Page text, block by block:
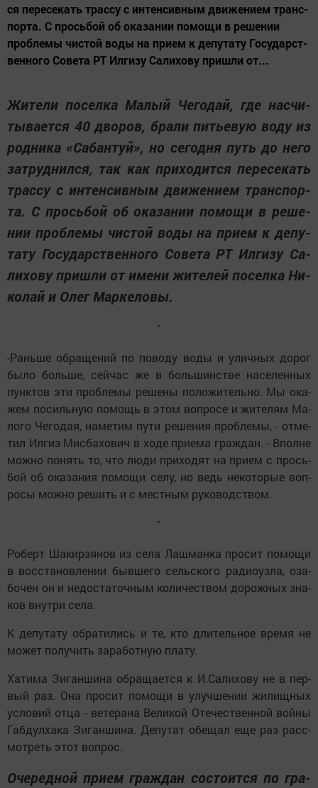
ся пе­ре­се­кать трас­су с ин­тен­сив­ным дви­же­ни­ем транс­
пор­та. С прось­бой об ока­за­нии по­мо­щи в ре­ше­нии
проб­ле­мы чис­той во­ды на при­ем к де­пу­та­ту Го­су­дарст­
вен­но­го Со­ве­та РТ Ил­ги­зу Са­ли­хо­ву приш­ли от...
Жи­те­ли по­сел­ка Ма­лый Че­го­дай, где нас­чи­
ты­ва­ет­ся 40 дво­ров, бра­ли пить­е­вую во­ду из
род­ни­ка «Са­бан­туй», но се­год­ня путь до не­го
зат­руд­нил­ся, так как при­хо­дит­ся пе­ре­се­кать
трас­су с ин­тен­сив­ным дви­же­ни­ем транс­пор­
та. С прось­бой об ока­за­нии по­мо­щи в ре­ше­
нии проб­ле­мы чис­той во­ды на при­ем к де­пу­
та­ту Го­су­дарст­вен­но­го Со­ве­та РТ Ил­ги­зу Са­
ли­хо­ву приш­ли от име­ни жи­те­лей по­сел­ка Ни­
ко­лай и Олег Мар­ке­ло­вы.
-Рань­ше об­ра­ще­ний по по­во­ду во­ды и улич­ных до­рог
бы­ло боль­ше, сей­час же в боль­шинст­ве на­се­лен­ных
пунк­тов эти проб­ле­мы ре­ше­ны по­ло­жи­тель­но. Мы ока­
жем по­силь­ную по­мощь в этом воп­ро­се и жи­те­лям Ма­
ло­го Че­го­дая, на­ме­тим пу­ти ре­ше­ния проб­ле­мы, - от­ме­
тил Ил­гиз Мис­ба­хо­вич в хо­де при­е­ма граж­дан. - Впол­не
мож­но по­нять то, что лю­ди при­хо­дят на при­ем с прось­
бой об ока­за­ния по­мо­щи се­лу, но ведь не­ко­то­рые воп­
ро­сы мож­но ре­шить и с мест­ным ру­ко­водст­вом.
Ро­берт Ша­кир­зя­нов из се­ла Лаш­ман­ка про­сит по­мо­щи
в восс­та­нов­ле­нии быв­ше­го сельс­ко­го ра­дио­уз­ла, оза­
бо­чен он и не­дос­та­точ­ным количеством до­рож­ных зна­
ков внут­ри се­ла.
К де­пу­та­ту об­ра­ти­лись и те, кто дли­тель­ное вре­мя не
мо­жет по­лу­чить за­ра­бот­ную пла­ту.
Ха­ти­ма Зи­ган­ши­на об­ра­ща­ет­ся к И.Са­ли­хо­ву не в пер­
вый раз. Она про­сит по­мо­щи в улуч­ше­нии жи­лищ­ных
ус­ло­вий от­ца - ве­те­ра­на Ве­ли­кой Оте­чест­вен­ной вой­ны
Габ­дул­ха­ка Зи­ган­ши­на. Де­пу­тат обе­щал еще раз расс­
мот­реть этот воп­рос.
Оче­ред­ной при­ем граж­дан сос­то­ит­ся по гра­